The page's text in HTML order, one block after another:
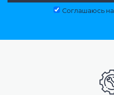
Соглашаюсь на